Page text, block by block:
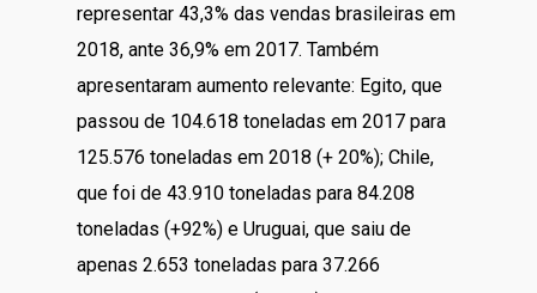
representar 43,3% das vendas brasileiras em
2018, ante 36,9% em 2017. Também
apresentaram aumento relevante: Egito, que
passou de 104.618 toneladas em 2017 para
125.576 toneladas em 2018 (+ 20%); Chile,
que foi de 43.910 toneladas para 84.208
toneladas (+92%) e Uruguai, que saiu de
apenas 2.653 toneladas para 37.266